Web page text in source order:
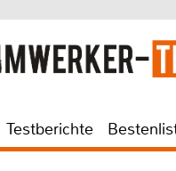
Testberichte